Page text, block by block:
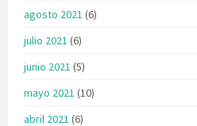
agosto 2021 (6)
julio 2021 (6)
junio 2021 (5)
mayo 2021 (10)
abril 2021 (6)